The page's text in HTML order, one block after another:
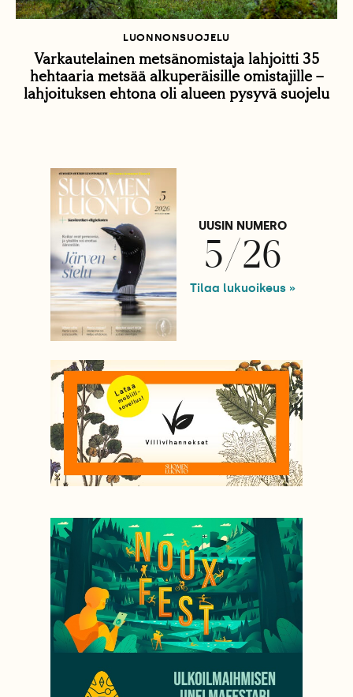
LUONNONSUOJELU
Varkautelainen metsänomistaja lahjoitti 35
hehtaaria metsää alkuperäisille omistajille –
lahjoituksen ehtona oli alueen pysyvä suojelu
UUSIN NUMERO
5/26
Tilaa lukuoikeus »